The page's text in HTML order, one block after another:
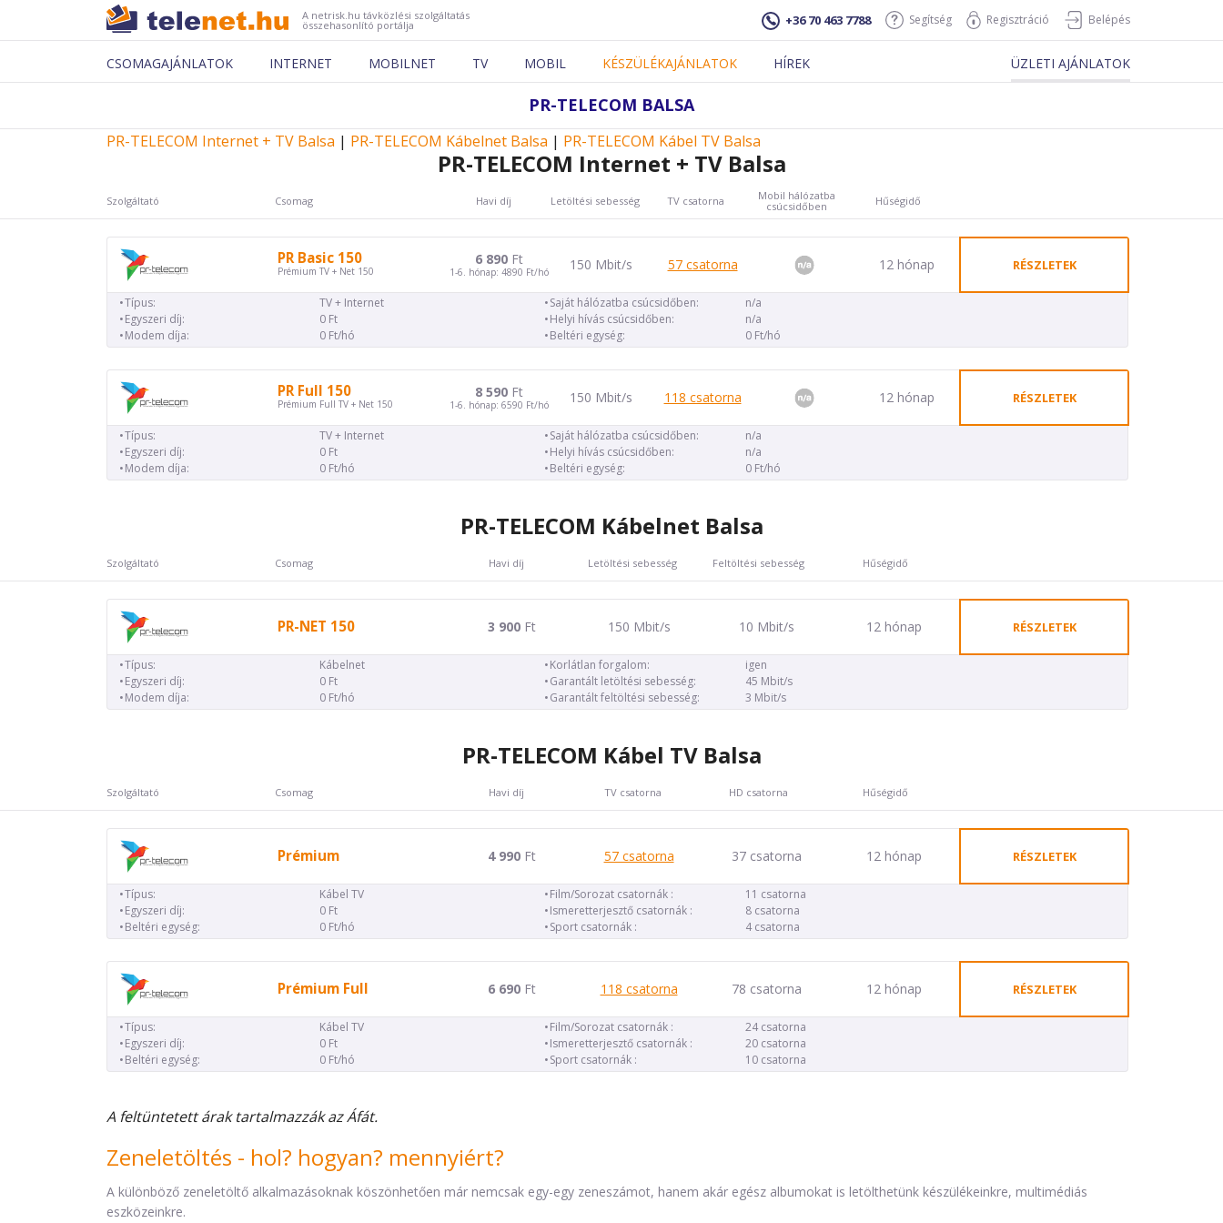
A netrisk.hu távközlési szolgáltatás
összehasonlító portálja +36 70 463 7788 Segítség Regisztráció Belépés
CSOMAGAJÁNLATOK INTERNET MOBILNET TV MOBIL KÉSZÜLÉKAJÁNLATOK HÍREK ÜZLETI AJÁNLATOK
PR-TELECOM BALSA
PR-TELECOM Internet + TV Balsa | PR-TELECOM Kábelnet Balsa | PR-TELECOM Kábel TV Balsa
PR-TELECOM Internet + TV Balsa
Szolgáltató Csomag Havi díj Letöltési sebesség TV csatorna
Mobil hálózatba
csúcsidőben
Hűségidő
PR Basic 150
Prémium TV + Net 150
6 890Ft
1-6. hónap: 4890 Ft/hó 150 Mbit/s 57 csatorna 12 hónap RÉSZLETEK
Típus:
TV + Internet
Egyszeri díj:
0 Ft
Modem díja:
0 Ft/hó
Saját hálózatba csúcsidőben:
n/a
Helyi hívás csúcsidőben:
n/a
Beltéri egység:
0 Ft/hó
PR Full 150
Prémium Full TV + Net 150
8 590Ft
1-6. hónap: 6590 Ft/hó 150 Mbit/s 118 csatorna 12 hónap RÉSZLETEK
Típus:
TV + Internet
Egyszeri díj:
0 Ft
Modem díja:
0 Ft/hó
Saját hálózatba csúcsidőben:
n/a
Helyi hívás csúcsidőben:
n/a
Beltéri egység:
0 Ft/hó
PR-TELECOM Kábelnet Balsa
Szolgáltató Csomag Havi díj Letöltési sebesség Feltöltési sebesség Hűségidő
PR-NET 150 3 900Ft 150 Mbit/s 10 Mbit/s 12 hónap RÉSZLETEK
Típus:
Kábelnet
Egyszeri díj:
0 Ft
Modem díja:
0 Ft/hó
Korlátlan forgalom:
igen
Garantált letöltési sebesség:
45 Mbit/s
Garantált feltöltési sebesség:
3 Mbit/s
PR-TELECOM Kábel TV Balsa
Szolgáltató Csomag Havi díj TV csatorna HD csatorna Hűségidő
Prémium 4 990Ft 57 csatorna 37 csatorna 12 hónap RÉSZLETEK
Típus:
Kábel TV
Egyszeri díj:
0 Ft
Beltéri egység:
0 Ft/hó
Film/Sorozat csatornák :
11 csatorna
Ismeretterjesztő csatornák :
8 csatorna
Sport csatornák :
4 csatorna
Prémium Full 6 690Ft 118 csatorna 78 csatorna 12 hónap RÉSZLETEK
Típus:
Kábel TV
Egyszeri díj:
0 Ft
Beltéri egység:
0 Ft/hó
Film/Sorozat csatornák :
24 csatorna
Ismeretterjesztő csatornák :
20 csatorna
Sport csatornák :
10 csatorna
A feltüntetett árak tartalmazzák az Áfát.
Zeneletöltés - hol? hogyan? mennyiért?
A különböző zeneletöltő alkalmazásoknak köszönhetően már nemcsak egy-egy zeneszámot, hanem akár egész albumokat is letölthetünk készülékeinkre, multimédiás
eszközeinkre.